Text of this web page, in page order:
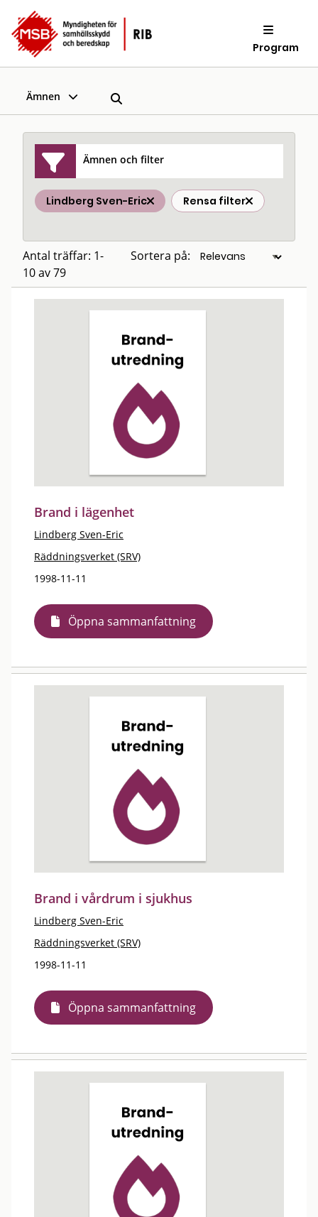
Program
Ämnen
Ämnen och filter
Lindberg Sven-Eric Rensa filter
Antal träffar: 1-
10 av 79
Sortera på:
Brand i lägenhet
Lindberg Sven-Eric
Räddningsverket (SRV)
1998-11-11
Öppna sammanfattning
Brand i vårdrum i sjukhus
Lindberg Sven-Eric
Räddningsverket (SRV)
1998-11-11
Öppna sammanfattning